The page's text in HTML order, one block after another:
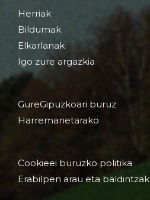
Herriak
Bildumak
Elkarlanak
Igo zure argazkia
GureGipuzkoari buruz
Harremanetarako
Cookieei buruzko politika
Erabilpen arau eta baldintzak